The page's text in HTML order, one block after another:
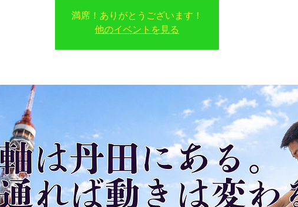
満席！ありがとうございます！
他のイベントを見る